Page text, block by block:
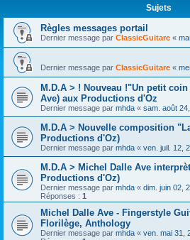
Sujets
Règles messages portail
Dernier message par ClassicGuitare «
Dernier message par ClassicGuitare «
M.D.A > ! Nouveau !"Un petit
Ave) aux Productions d'Oz
Dernier message par mhda « sam. août
M.D.A > Nouvelle composition
Productions d'Oz)
Dernier message par mhda « ven. juil. 12,
M.D.A > Michel Dalle Ave
Productions d'Oz)
Dernier message par mhda « dim. juin 02,
Réponses : 1
Michel Dalle Ave - Fingerstyle
Florilège, Anthology
Dernier message par mhda « ven. mai 31,